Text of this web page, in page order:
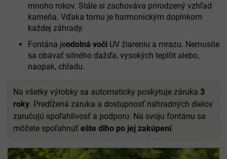
mnoho rokov. Stále si zachováva prirodzený vzhľad
kameňa. Vďaka tomu je harmonickým doplnkom
každej záhrady.
Fontána jeodolná voči UV žiareniu a mrazu. Nemusíte
sa obávať silného dažďa, vysokých teplôt alebo,
naopak, chladu.
Na všetky výrobky sa automaticky poskytuje záruka 3
roky. Predĺžená záruka a dostupnosť náhradných dielov
zaručujú spoľahlivosť a podporu. Na svoju fontánu sa
môžete spoľahnúť ešte dlho po jej zakúpení.